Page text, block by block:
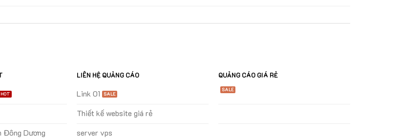
Đông Dương
LIÊN HỆ QUẢNG CÁO
Link 01
Thiết kế website giá rẻ
server vps
QUẢNG CÁO GIÁ RẺ